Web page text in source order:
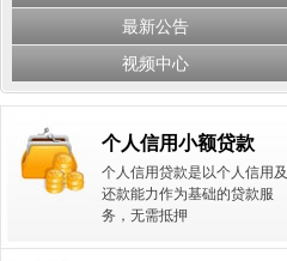
最新公告
视频中心
个人信用小额贷款
个人信用贷款是以个人信用及
还款能力作为基础的贷款服
务，无需抵押